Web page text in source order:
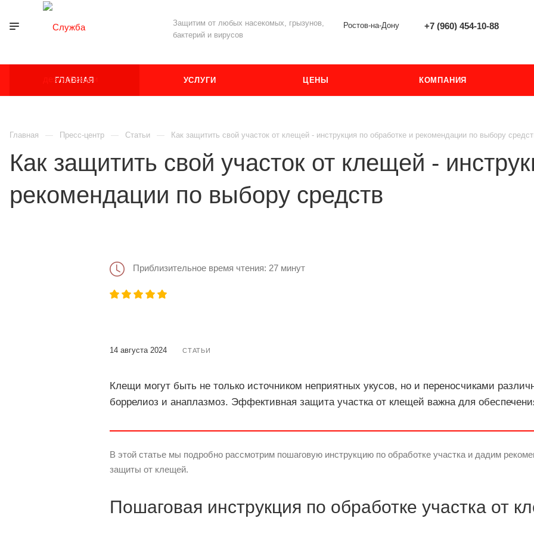
Защитим от любых насекомых, грызунов,
бактерий и вирусов
Ростов-на-Дону +7 (960) 454-10-88
ГЛАВНАЯ УСЛУГИ ЦЕНЫ КОМПАНИЯ
Главная Пресс-центр Статьи Как защитить свой участок от клещей - инструкция по обработке и рекомендации по выбору
Как защитить свой участок от клещей -
рекомендации по выбору средств
Приблизительное время чтения: 27 минут
14 августа 2024 СТАТЬИ
Клещи могут быть не только источником неприятных укусов, но и переносчиками
боррелиоз и анаплазмоз. Эффективная защита участка от клещей важна для
В этой статье мы подробно рассмотрим пошаговую инструкцию по обработке участка и дадим
защиты от клещей.
Пошаговая инструкция по обработке участка от